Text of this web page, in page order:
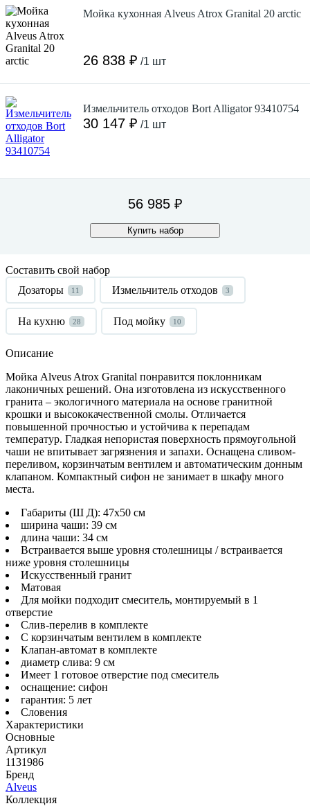
Мойка кухонная Alveus Atrox Granital 20 arctic
26 838 ₽ /1 шт
Измельчитель отходов Bort Alligator 93410754
30 147 ₽ /1 шт
56 985 ₽
Купить набор
Составить свой набор
Дозаторы
11 Измельчитель отходов 3
На кухню 28 Под мойку 10
Описание
Мойка Alveus Atrox Granital понравится поклонникам
лаконичных решений. Она изготовлена из искусственного
гранита – экологичного материала на основе гранитной
крошки и высококачественной смолы. Отличается
повышенной прочностью и устойчива к перепадам
температур. Гладкая непористая поверхность прямоугольной
чаши не впитывает загрязнения и запахи. Оснащена сливом-
переливом, корзинчатым вентилем и автоматическим донным
клапаном. Компактный сифон не занимает в шкафу много
места.
Габариты (Ш Д): 47x50 см
ширина чаши: 39 см
длина чаши: 34 см
Встраивается выше уровня столешницы / встраивается
ниже уровня столешницы
Искусственный гранит
Матовая
Для мойки подходит смеситель, монтируемый в 1
отверстие
Слив-перелив в комплекте
С корзинчатым вентилем в комплекте
Клапан-автомат в комплекте
диаметр слива: 9 см
Имеет 1 готовое отверстие под смеситель
оснащение: сифон
гарантия: 5 лет
Словения
Характеристики
Основные
Артикул
1131986
Бренд
Alveus
Коллекция